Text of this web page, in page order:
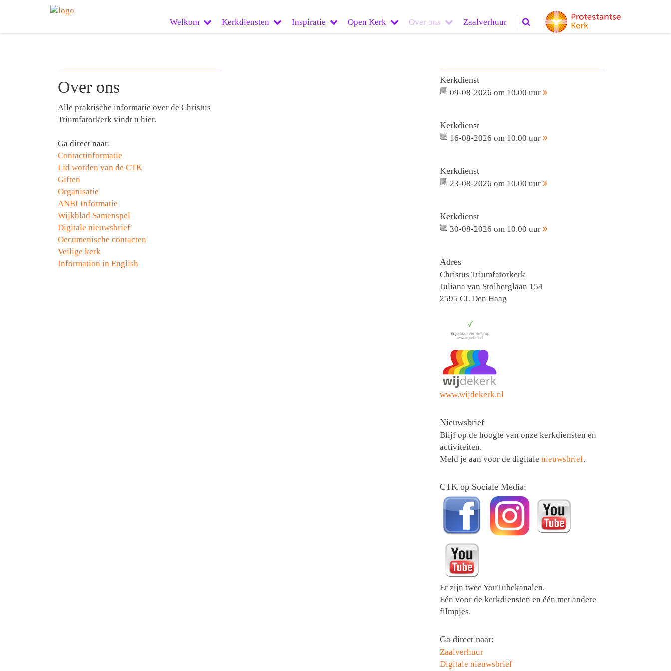
Welkom Kerkdiensten Inspiratie Open Kerk Over ons Zaalverhuur
Over ons
Alle praktische informatie over de Christus
Triumfatorkerk vindt u hier.
Ga direct naar:
Contactinformatie
Lid worden van de CTK
Giften
Organisatie
ANBI Informatie
Wijkblad Samenspel
Digitale nieuwsbrief
Oecumenische contacten
Veilige kerk
Information in English
Kerkdienst
09-08-2026 om 10.00 uur
Kerkdienst
16-08-2026 om 10.00 uur
Kerkdienst
23-08-2026 om 10.00 uur
Kerkdienst
30-08-2026 om 10.00 uur
Adres
Christus Triumfatorkerk
Juliana van Stolberglaan 154
2595 CL Den Haag
www.wijdekerk.nl
Nieuwsbrief
Blijf op de hoogte van onze kerkdiensten en
activiteiten.
Meld je aan voor de digitalenieuwsbrief.
CTK op Sociale Media:
Er zijn twee YouTubekanalen.
Eén voor de kerkdiensten en één met andere
filmpjes.
Ga direct naar:
Zaalverhuur
Digitale nieuwsbrief